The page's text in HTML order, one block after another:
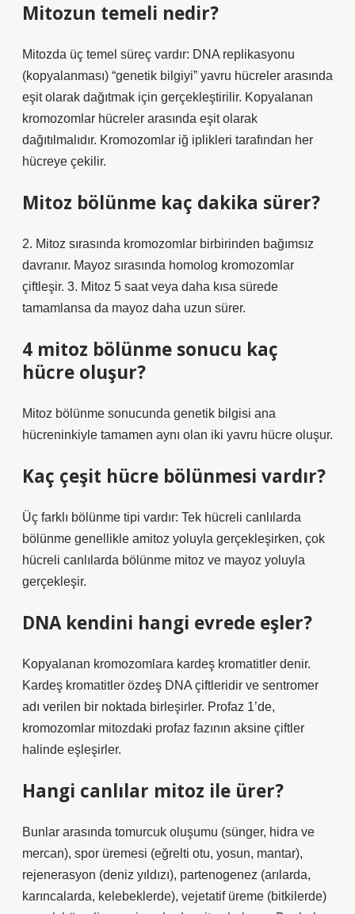
Mitozun temeli nedir?
Mitozda üç temel süreç vardır: DNA replikasyonu
(kopyalanması) “genetik bilgiyi” yavru hücreler arasında
eşit olarak dağıtmak için gerçekleştirilir. Kopyalanan
kromozomlar hücreler arasında eşit olarak
dağıtılmalıdır. Kromozomlar iğ iplikleri tarafından her
hücreye çekilir.
Mitoz bölünme kaç dakika sürer?
2. Mitoz sırasında kromozomlar birbirinden bağımsız
davranır. Mayoz sırasında homolog kromozomlar
çiftleşir. 3. Mitoz 5 saat veya daha kısa sürede
tamamlansa da mayoz daha uzun sürer.
4 mitoz bölünme sonucu kaç
hücre oluşur?
Mitoz bölünme sonucunda genetik bilgisi ana
hücreninkiyle tamamen aynı olan iki yavru hücre oluşur.
Kaç çeşit hücre bölünmesi vardır?
Üç farklı bölünme tipi vardır: Tek hücreli canlılarda
bölünme genellikle amitoz yoluyla gerçekleşirken, çok
hücreli canlılarda bölünme mitoz ve mayoz yoluyla
gerçekleşir.
DNA kendini hangi evrede eşler?
Kopyalanan kromozomlara kardeş kromatitler denir.
Kardeş kromatitler özdeş DNA çiftleridir ve sentromer
adı verilen bir noktada birleşirler. Profaz 1’de,
kromozomlar mitozdaki profaz fazının aksine çiftler
halinde eşleşirler.
Hangi canlılar mitoz ile ürer?
Bunlar arasında tomurcuk oluşumu (sünger, hidra ve
mercan), spor üremesi (eğrelti otu, yosun, mantar),
rejenerasyon (deniz yıldızı), partenogenez (arılarda,
karıncalarda, kelebeklerde), vejetatif üreme (bitkilerde)